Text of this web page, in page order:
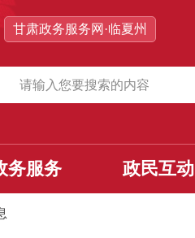
甘肃政务服务网·临夏州
务服务 政民互动